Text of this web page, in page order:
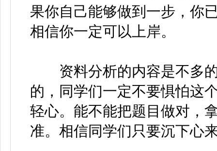
果你自己能够做到一步，你
相信你一定可以上岸。
资料分析的内容是不多的
的，同学们一定不要惧怕这
轻心。能不能把题目做对，
准。相信同学们只要沉下心